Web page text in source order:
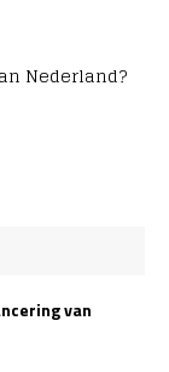
Nederland?
van